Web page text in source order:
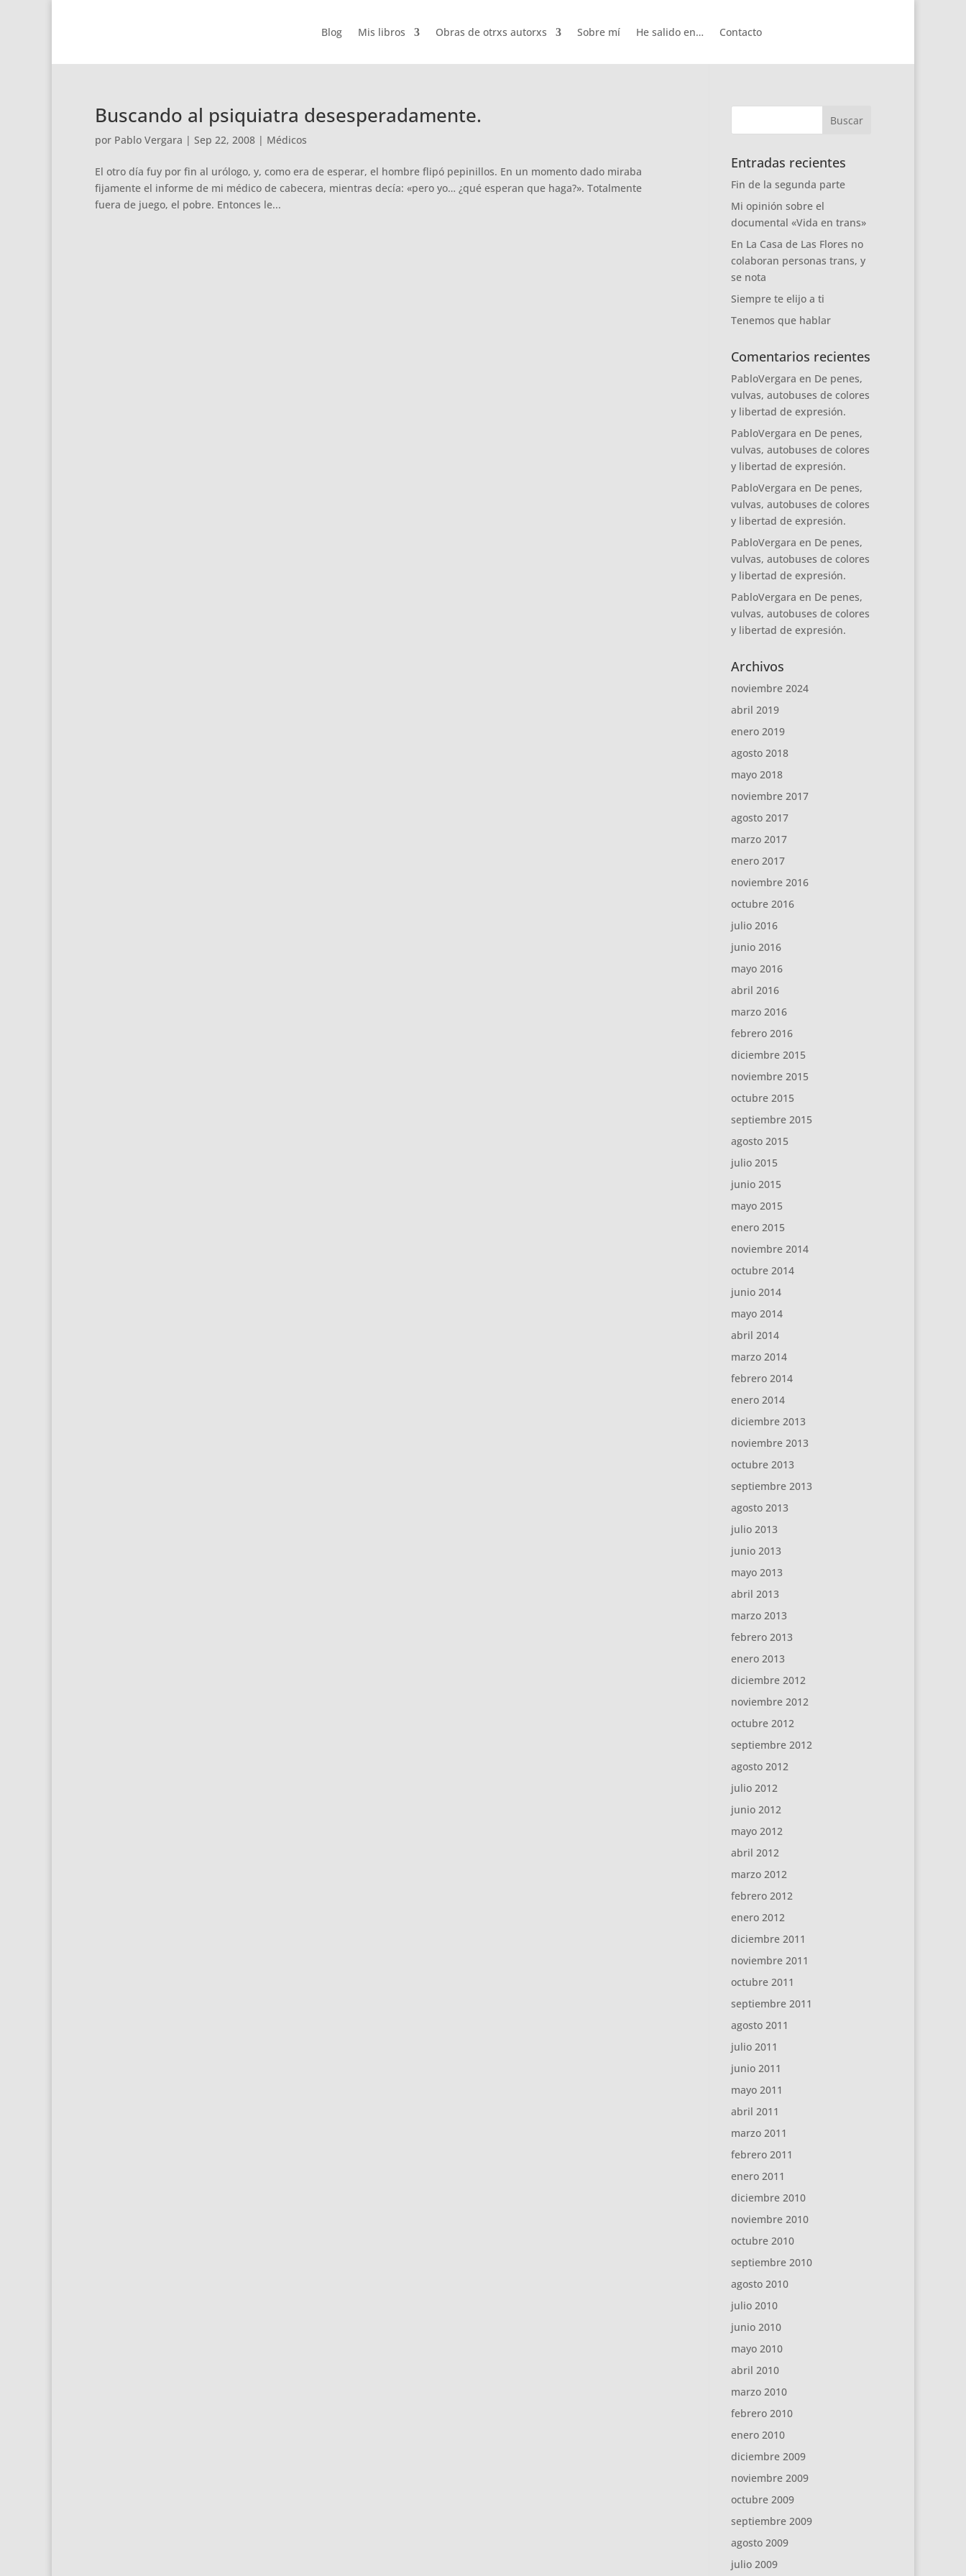
Blog Mis libros Obras de otrxs autorxs Sobre mí He salido en… Contacto
Buscando al psiquiatra desesperadamente.
por Pablo Vergara | Sep 22, 2008 | Médicos
El otro día fuy por fin al urólogo, y, como era de esperar, el hombre flipó pepinillos. En un momento dado miraba
fijamente el informe de mi médico de cabecera, mientras decía: «pero yo… ¿qué esperan que haga?». Totalmente
fuera de juego, el pobre. Entonces le...
Entradas recientes
Fin de la segunda parte
Mi opinión sobre el
documental «Vida en trans»
En La Casa de Las Flores no
colaboran personas trans, y
se nota
Siempre te elijo a ti
Tenemos que hablar
Comentarios recientes
PabloVergara en De penes,
vulvas, autobuses de colores
y libertad de expresión.
PabloVergara en De penes,
vulvas, autobuses de colores
y libertad de expresión.
PabloVergara en De penes,
vulvas, autobuses de colores
y libertad de expresión.
PabloVergara en De penes,
vulvas, autobuses de colores
y libertad de expresión.
PabloVergara en De penes,
vulvas, autobuses de colores
y libertad de expresión.
Archivos
noviembre 2024
abril 2019
enero 2019
agosto 2018
mayo 2018
noviembre 2017
agosto 2017
marzo 2017
enero 2017
noviembre 2016
octubre 2016
julio 2016
junio 2016
mayo 2016
abril 2016
marzo 2016
febrero 2016
diciembre 2015
noviembre 2015
octubre 2015
septiembre 2015
agosto 2015
julio 2015
junio 2015
mayo 2015
enero 2015
noviembre 2014
octubre 2014
junio 2014
mayo 2014
abril 2014
marzo 2014
febrero 2014
enero 2014
diciembre 2013
noviembre 2013
octubre 2013
septiembre 2013
agosto 2013
julio 2013
junio 2013
mayo 2013
abril 2013
marzo 2013
febrero 2013
enero 2013
diciembre 2012
noviembre 2012
octubre 2012
septiembre 2012
agosto 2012
julio 2012
junio 2012
mayo 2012
abril 2012
marzo 2012
febrero 2012
enero 2012
diciembre 2011
noviembre 2011
octubre 2011
septiembre 2011
agosto 2011
julio 2011
junio 2011
mayo 2011
abril 2011
marzo 2011
febrero 2011
enero 2011
diciembre 2010
noviembre 2010
octubre 2010
septiembre 2010
agosto 2010
julio 2010
junio 2010
mayo 2010
abril 2010
marzo 2010
febrero 2010
enero 2010
diciembre 2009
noviembre 2009
octubre 2009
septiembre 2009
agosto 2009
julio 2009